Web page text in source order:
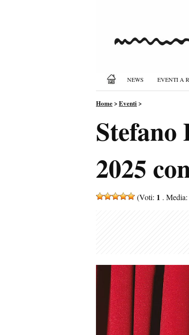
NEWS EVENTI A
Home>Eventi>
Stefano
2025
(Voti: 1 . Media: